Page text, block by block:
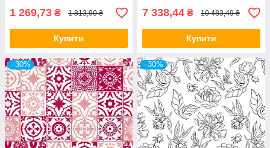
1 269,73 ₴ 1 813,90 ₴
Купити
7 338,44 ₴ 10 483,49 ₴
Купити
–30% –30%